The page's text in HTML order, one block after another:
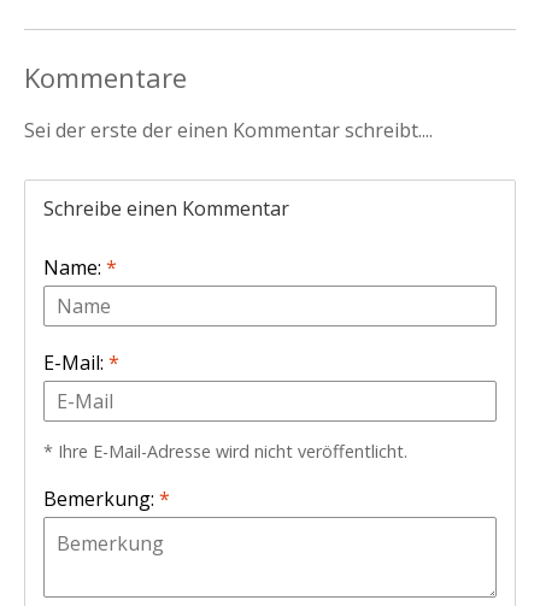
Kommentare
Sei der erste der einen Kommentar schreibt....
Schreibe einen Kommentar
Name: *
E-Mail: *
* Ihre E-Mail-Adresse wird nicht veröffentlicht.
Bemerkung: *